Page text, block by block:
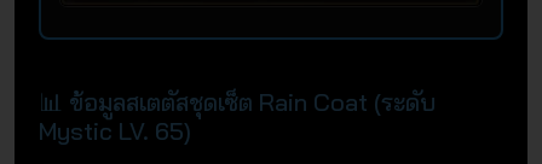
📊 ข้อมูลสเตตัสชุดเซ็ต Rain Coat (ระดับ
Mystic LV. 65)